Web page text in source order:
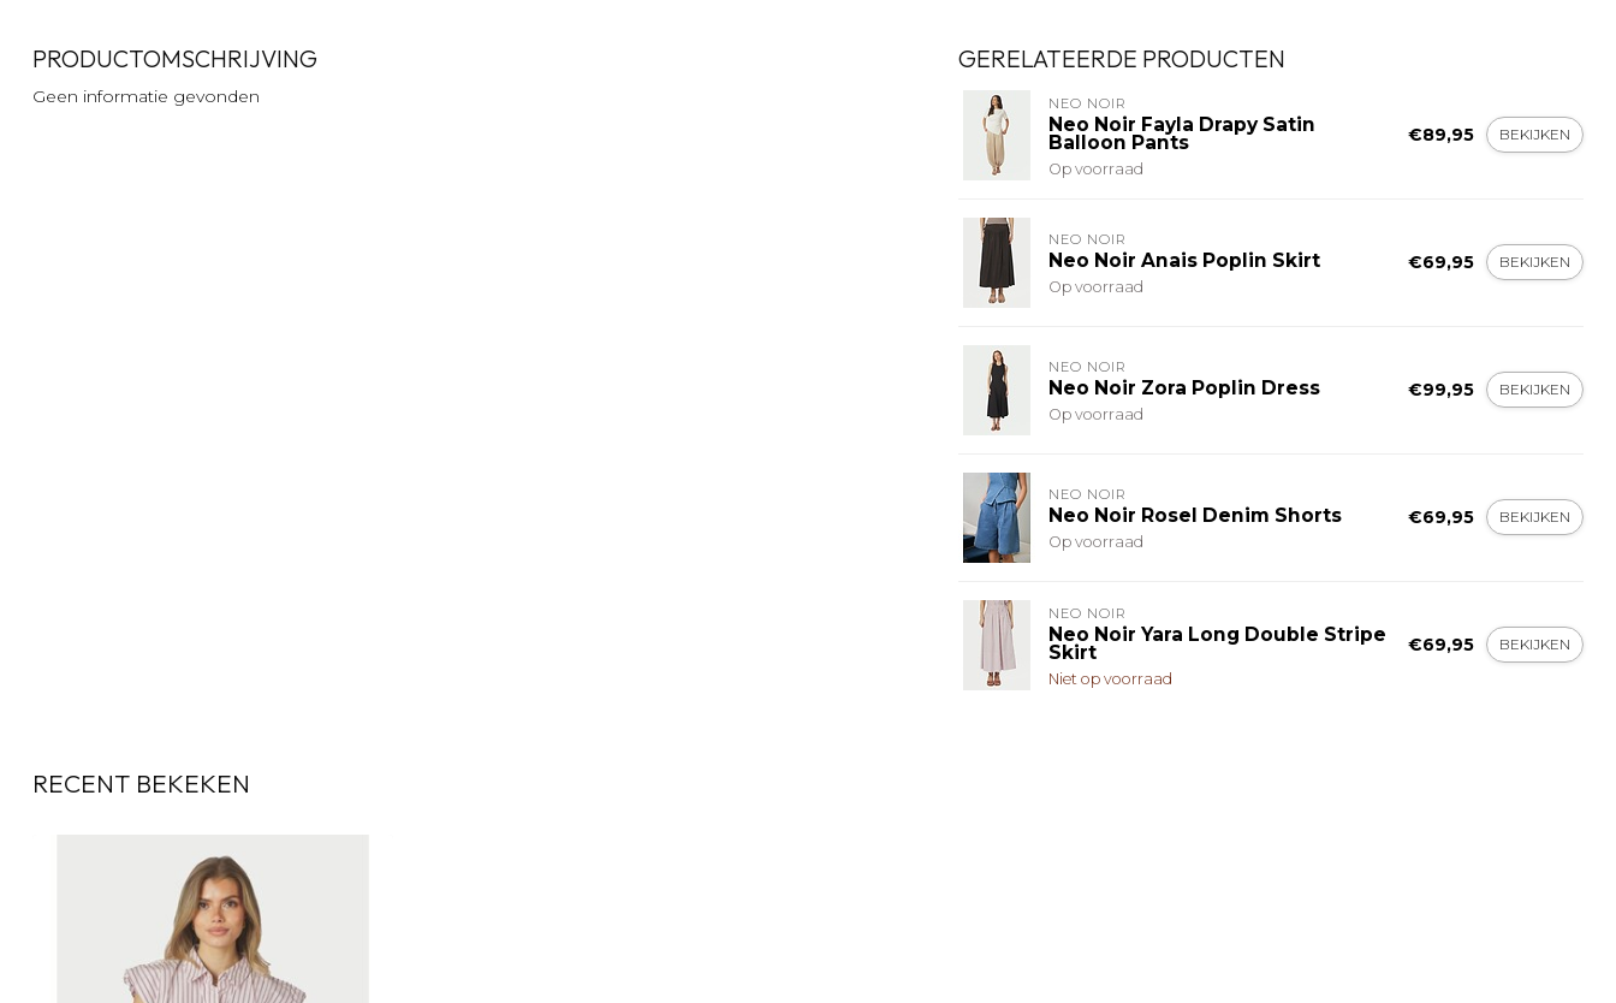
PRODUCTOMSCHRIJVING
Geen informatie gevonden
GERELATEERDE PRODUCTEN
NEO NOIR
Neo Noir Fayla Drapy Satin
Balloon Pants
Op voorraad
€89,95 BEKIJKEN
NEO NOIR
Neo Noir Anais Poplin Skirt
Op voorraad
€69,95 BEKIJKEN
NEO NOIR
Neo Noir Zora Poplin Dress
Op voorraad
€99,95 BEKIJKEN
NEO NOIR
Neo Noir Rosel Denim Shorts
Op voorraad
€69,95 BEKIJKEN
NEO NOIR
Neo Noir Yara Long Double Stripe
Skirt
Niet op voorraad
€69,95 BEKIJKEN
RECENT BEKEKEN